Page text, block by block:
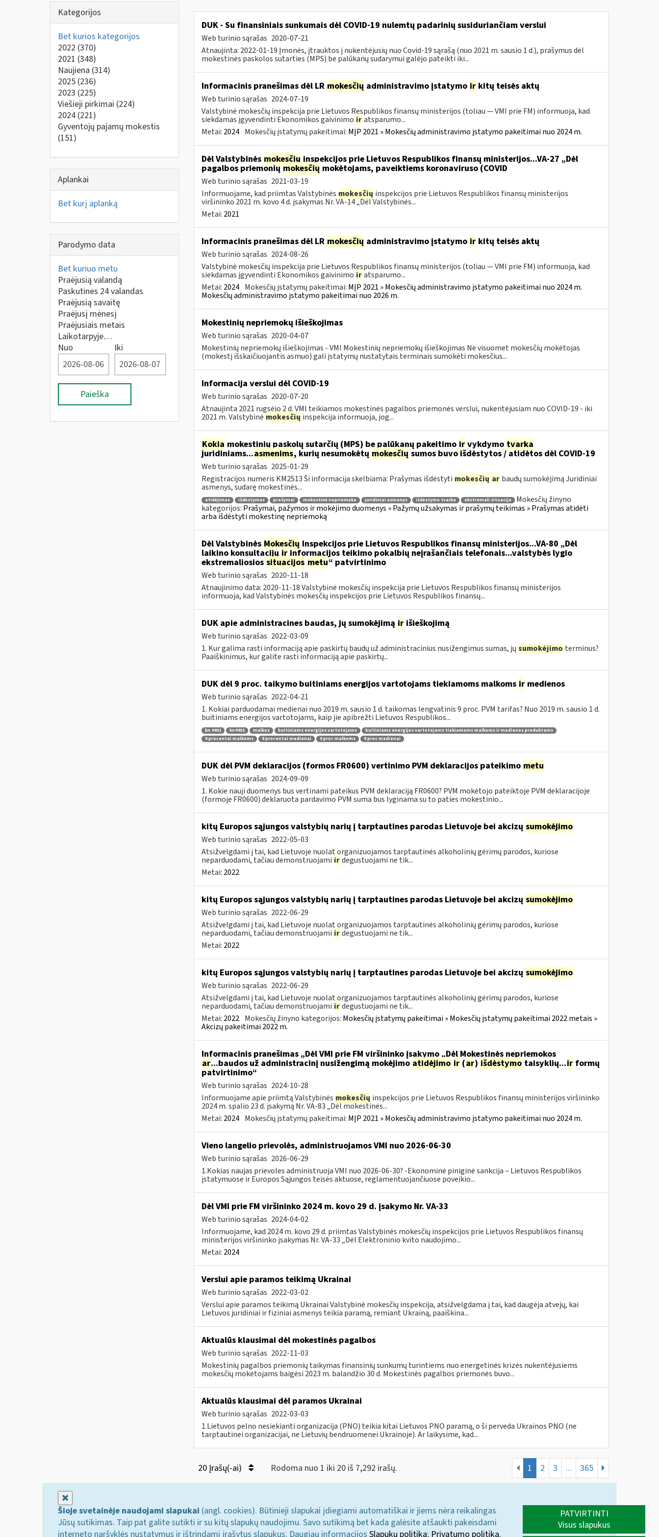
Kategorijos
Bet kurios kategorijos
2022 (370)
2021 (348)
Naujiena (314)
2025 (236)
2023 (225)
Viešieji pirkimai (224)
2024 (221)
Gyventojų pajamų mokestis
(151)
Aplankai
Bet kurį aplanką
Parodymo data
Bet kuriuo metu
Praėjusią valandą
Paskutines 24 valandas
Praėjusią savaitę
Praėjusį mėnesį
Praėjusiais metais
Laikotarpyje…
Nuo
Iki
Paieška
DUK - Su finansiniais sunkumais dėl COVID-19 nulemtų padarinių susiduriančiam verslui
Web turinio sąrašas 2020-07-21
Atnaujinta: 2022-01-19 Įmonės, įtrauktos į nukentėjusių nuo Covid-19 sąrašą (nuo 2021 m. sausio 1 d.), prašymus dėl
mokestinės paskolos sutarties (MPS) be palūkanų sudarymui galėjo pateikti iki...
Informacinis pranešimas dėl LR mokesčių administravimo įstatymo irkitų teisės aktų
Web turinio sąrašas 2024-07-19
Valstybinė mokesčių inspekcija prie Lietuvos Respublikos finansų ministerijos (toliau — VMI prie FM) informuoja, kad
siekdamas įgyvendinti Ekonomikos gaivinimo ir atsparumo...
Metai: 2024 Mokesčių įstatymų pakeitimai: MĮP 2021 » Mokesčių administravimo įstatymo pakeitimai nuo 2024 m.
Dėl Valstybinės mokesčiųinspekcijos prie Lietuvos Respublikos finansų ministerijos...VA-27 „Dėl
pagalbos priemoniųmokesčių mokėtojams, paveiktiems koronaviruso (COVID
Web turinio sąrašas 2021-03-19
Informuojame, kad priimtas Valstybinės mokesčių inspekcijos prie Lietuvos Respublikos finansų ministerijos
viršininko 2021 m. kovo 4 d. įsakymas Nr. VA-14 „Dėl Valstybinės...
Metai: 2021
Informacinis pranešimas dėl LR mokesčių administravimo įstatymo irkitų teisės aktų
Web turinio sąrašas 2024-08-26
Valstybinė mokesčių inspekcija prie Lietuvos Respublikos finansų ministerijos (toliau — VMI prie FM) informuoja, kad
siekdamas įgyvendinti Ekonomikos gaivinimo ir atsparumo...
Metai: 2024 Mokesčių įstatymų pakeitimai: MĮP 2021 » Mokesčių administravimo įstatymo pakeitimai nuo 2024 m.
Mokesčių administravimo įstatymo pakeitimai nuo 2026 m.
Mokestinių nepriemokų išieškojimas
Web turinio sąrašas 2020-04-07
Mokestinių nepriemokų išieškojimas - VMI Mokestinių nepriemokų išieškojimas Ne visuomet mokesčių mokėtojas
(mokestį išskaičiuojantis asmuo) gali įstatymų nustatytais terminais sumokėti mokesčius...
Informacija verslui dėl COVID-19
Web turinio sąrašas 2020-07-20
Atnaujinta 2021 rugsėjo 2 d. VMI teikiamos mokestinės pagalbos priemonės verslui, nukentėjusiam nuo COVID-19 - iki
2021 m. Valstybinė mokesčių inspekcija informuoja, jog...
Kokia mokestinių paskolų sutarčių (MPS) be palūkanų pakeitimo irvykdymo tvarka
juridiniams...asmenims, kurių nesumokėtų mokesčių sumos buvo išdėstytos / atidėtos dėl COVID-19
Web turinio sąrašas 2025-01-29
Registracijos numeris KM2513 Ši informacija skelbiama: Prašymas išdėstyti mokesčių ar baudų sumokėjimą Juridiniai
asmenys, sudarę mokestinės...
atidėjimas išdėstymas prašymai mokestinė nepriemoka juridiniai asmenys išdėstymo tvarka ekstremali situacija
Mokesčių žinyno
kategorijos: Prašymai, pažymos ir mokėjimo duomenys » Pažymų užsakymas ir prašymų teikimas » Prašymas atidėti
arba išdėstyti mokestinę nepriemoką
Dėl Valstybinės Mokesčių Inspekcijos prie Lietuvos Respublikos finansų ministerijos...VA-80 „Dėl
laikino konsultacijųirinformacijos teikimo pokalbių neįrašančiais telefonais...valstybės lygio
ekstremaliosios situacijos metu“ patvirtinimo
Web turinio sąrašas 2020-11-18
Atnaujinimo data: 2020-11-18 Valstybinė mokesčių inspekcija prie Lietuvos Respublikos finansų ministerijos
informuoja, kad Valstybinės mokesčių inspekcijos prie Lietuvos Respublikos finansų...
DUK apie administracines baudas, jų sumokėjimą irišieškojimą
Web turinio sąrašas 2022-03-09
1. Kur galima rasti informaciją apie paskirtų baudų už administracinius nusižengimus sumas, jų sumokėjimo terminus?
Paaiškinimus, kur galite rasti informaciją apie paskirtų...
DUK dėl 9 proc. taikymo buitiniams energijos vartotojams tiekiamoms malkoms irmedienos
Web turinio sąrašas 2022-04-21
1. Kokiai parduodamai medienai nuo 2019 m. sausio 1 d. taikomas lengvatinis 9 proc. PVM tarifas? Nuo 2019 m. sausio 1 d.
buitiniams energijos vartotojams, kaip jie apibrėžti Lietuvos Respublikos...
kn 4401 kn4401 malkos buitiniams energijos vartotojams
buitiniams energijos vartotojams tiekiamoms malkoms ir medienos produktams
9 procentai malkoms
9 procentai medienai 9 proc malkoms 9 proc medienai
DUK dėl PVM deklaracijos (formos FR0600) vertinimo PVM deklaracijos pateikimo metu
Web turinio sąrašas 2024-09-09
1. Kokie nauji duomenys bus vertinami pateikus PVM deklaraciją FR0600? PVM mokėtojo pateiktoje PVM deklaracijoje
(formoje FR0600) deklaruota pardavimo PVM suma bus lyginama su to paties mokestinio...
kitų Europos sąjungos valstybių narių į tarptautines parodas Lietuvoje bei akcizų sumokėjimo
Web turinio sąrašas 2022-05-03
Atsižvelgdami į tai, kad Lietuvoje nuolat organizuojamos tarptautinės alkoholinių gėrimų parodos, kuriose
neparduodami, tačiau demonstruojami ir degustuojami ne tik...
Metai: 2022
kitų Europos sąjungos valstybių narių į tarptautines parodas Lietuvoje bei akcizų sumokėjimo
Web turinio sąrašas 2022-06-29
Atsižvelgdami į tai, kad Lietuvoje nuolat organizuojamos tarptautinės alkoholinių gėrimų parodos, kuriose
neparduodami, tačiau demonstruojami ir degustuojami ne tik...
Metai: 2022
kitų Europos sąjungos valstybių narių į tarptautines parodas Lietuvoje bei akcizų sumokėjimo
Web turinio sąrašas 2022-06-29
Atsižvelgdami į tai, kad Lietuvoje nuolat organizuojamos tarptautinės alkoholinių gėrimų parodos, kuriose
neparduodami, tačiau demonstruojami ir degustuojami ne tik...
Metai: 2022 Mokesčių žinyno kategorijos: Mokesčių įstatymų pakeitimai » Mokesčių įstatymų pakeitimai 2022 metais »
Akcizų pakeitimai 2022 m.
Informacinis pranešimas „Dėl VMI prie FM viršininko įsakymo „Dėl Mokestinės nepriemokos
ar...baudos už administracinį nusižengimą mokėjimo atidėjimo ir(ar) išdėstymo taisyklių...irformų
patvirtinimo“
Web turinio sąrašas 2024-10-28
Informuojame apie priimtą Valstybinės mokesčių inspekcijos prie Lietuvos Respublikos finansų ministerijos viršininko
2024 m. spalio 23 d. įsakymą Nr. VA-83 „Dėl mokestinės...
Metai: 2024 Mokesčių įstatymų pakeitimai: MĮP 2021 » Mokesčių administravimo įstatymo pakeitimai nuo 2024 m.
Vieno langelio prievolės, administruojamos VMI nuo 2026-06-30
Web turinio sąrašas 2026-06-29
1.Kokias naujas prievoles administruoja VMI nuo 2026-06-30? -Ekonominė piniginė sankcija – Lietuvos Respublikos
įstatymuose ir Europos Sąjungos teisės aktuose, reglamentuojančiuose poveikio...
Dėl VMI prie FM viršininko 2024 m. kovo 29 d. įsakymo Nr. VA-33
Web turinio sąrašas 2024-04-02
Informuojame, kad 2024 m. kovo 29 d. priimtas Valstybinės mokesčių inspekcijos prie Lietuvos Respublikos finansų
ministerijos viršininko įsakymas Nr. VA-33 „Dėl Elektroninio kvito naudojimo...
Metai: 2024
Verslui apie paramos teikimą Ukrainai
Web turinio sąrašas 2022-03-02
Verslui apie paramos teikimą Ukrainai Valstybinė mokesčių inspekcija, atsižvelgdama į tai, kad daugėja atvejų, kai
Lietuvos juridiniai ir fiziniai asmenys teikia paramą, remiant Ukrainą, paaiškina...
Aktualūs klausimai dėl mokestinės pagalbos
Web turinio sąrašas 2022-11-03
Mokestinių pagalbos priemonių taikymas finansinių sunkumų turintiems nuo energetinės krizės nukentėjusiems
mokesčių mokėtojams baigėsi 2023 m. balandžio 30 d. Mokestinės pagalbos priemonės buvo...
Aktualūs klausimai dėl paramos Ukrainai
Web turinio sąrašas 2022-03-03
1.Lietuvos pelno nesiekianti organizacija (PNO) teikia kitai Lietuvos PNO paramą, o ši perveda Ukrainos PNO (ne
tarptautinei organizacijai, ne Lietuvių bendruomenei Ukrainoje). Ar laikysime, kad...
20 Įrašų(-ai) Rodoma nuo 1 iki 20 iš 7,292 irašų. 1 2 3 ... 365
Šioje svetainėje naudojami slapukai (angl. cookies). Būtinieji slapukai įdiegiami automatiškai ir jiems nėra reikalingas
Jūsų sutikimas. Taip pat galite sutikti ir su kitų slapukų naudojimu. Savo sutikimą bet kada galėsite atšaukti pakeisdami
interneto naršyklės nustatymus ir ištrindami įrašytus slapukus. Daugiau informacijos Slapukų politika; Privatumo politika.
PATVIRTINTI
Visus slapukus